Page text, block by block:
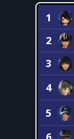
1
2
3
4
5